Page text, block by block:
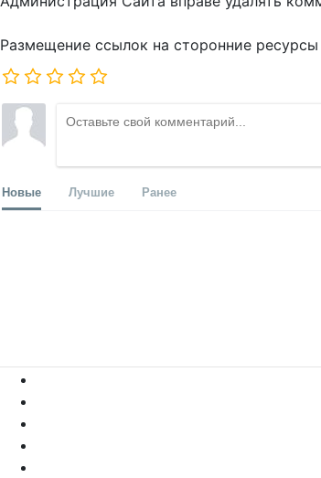
Размещение ссылок на сторонние ресурсы
Новые Лучшие Ранее